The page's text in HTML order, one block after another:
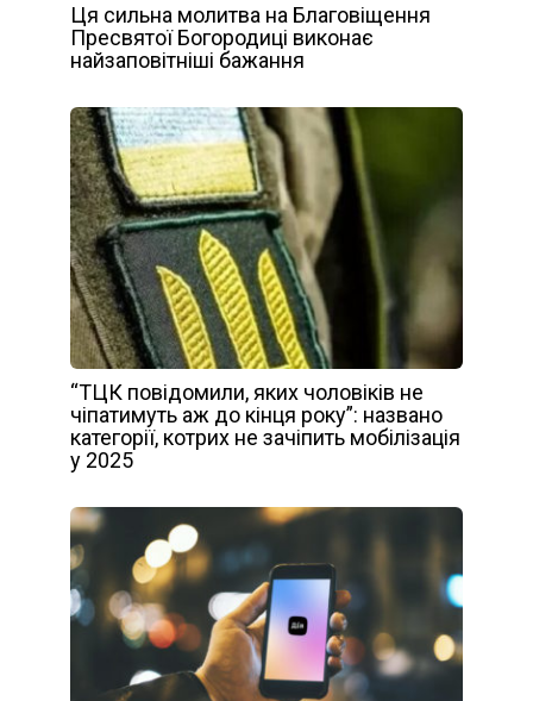
Ця сильна молитва на Благовіщення
Пресвятої Богородиці виконає
найзаповітніші бажання
“ТЦК повідомили, яких чоловіків не
чіпатимуть аж до кінця року”: названо
категорії, котрих не зачіпить мобілізація
у 2025